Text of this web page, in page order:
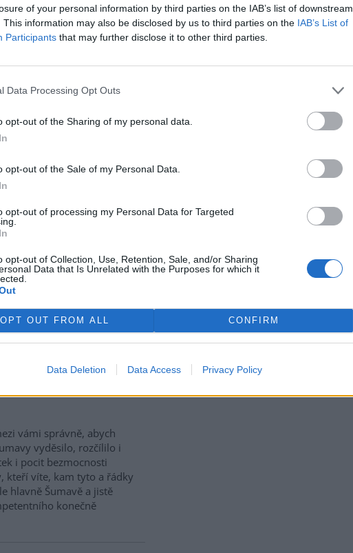
of your personal information by third parties on the IAB’s list of downstream
This information may also be disclosed by us to third parties on the IAB’s List of
Participants that may further disclose it to other third parties.
Data Processing Opt Outs
opt-out of the Sharing of my personal data.
opt-out of the Sale of my Personal Data.
opt-out of processing my Personal Data for Targeted
opt-out of Collection, Use, Retention, Sale, and/or Sharing
Data that Is Unrelated with the Purposes for which it
OPT OUT FROM ALL CONFIRM
Data Deletion Data Access Privacy Policy
devastaci Chráněné
zástupce firmy
EIA na Velkolom
záměr těžaře navýšit
nevěděl, žeAgentura
Ekoauditu
nesouhlas s navýšením
"Zvýší se těžba v
se těžba v Českém
ve Velkolomu Čertovy
dobývacího prostoru a
dle zákona 244/Sb. o
Země říká: "Ta
chybí například biologický
problémem
vámi správně, abych
vyděsilo, rozčílilo i
i pocit bezmocnosti
kteří víte, kam tyto a řádky
hlavně Šumavě a jistě
konečně